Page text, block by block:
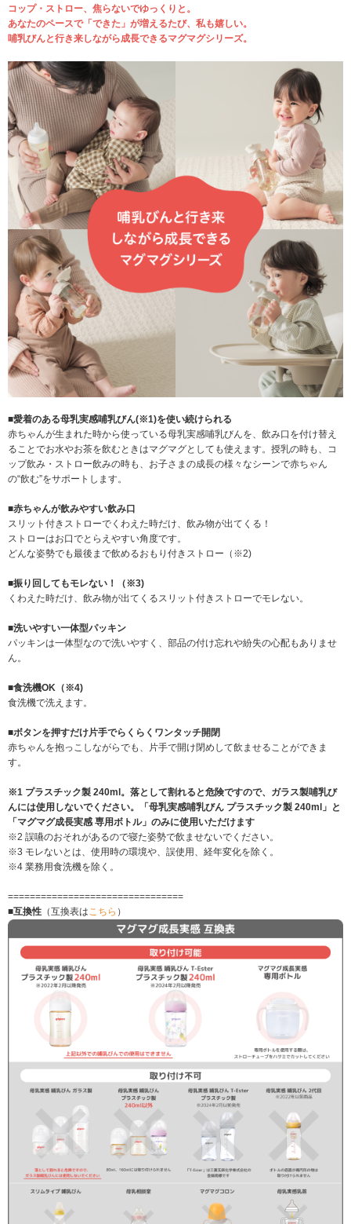
コップ・ストロー、焦らないでゆっくりと。
あなたのペースで「できた」が増えるたび、私も嬉しい。
哺乳びんと行き来しながら成長できるマグマグシリーズ。
■愛着のある母乳実感哺乳びん(※1)を使い続けられる
赤ちゃんが生まれた時から使っている母乳実感哺乳びんを、飲み口を付け替え
ることでお水やお茶を飲むときはマグマグとしても使えます。授乳の時も、コ
ップ飲み・ストロー飲みの時も、お子さまの成長の様々なシーンで赤ちゃん
の“飲む”をサポートします。
■赤ちゃんが飲みやすい飲み口
スリット付きストローでくわえた時だけ、飲み物が出てくる！
ストローはお口でとらえやすい角度です。
どんな姿勢でも最後まで飲めるおもり付きストロー（※2)
■振り回してもモレない！（※3)
くわえた時だけ、飲み物が出てくるスリット付きストローでモレない。
■洗いやすい一体型パッキン
パッキンは一体型なので洗いやすく、部品の付け忘れや紛失の心配もありませ
ん。
■食洗機OK（※4)
食洗機で洗えます。
■ボタンを押すだけ片手でらくらくワンタッチ開閉
赤ちゃんを抱っこしながらでも、片手で開け閉めして飲ませることができま
す。
※1 プラスチック製 240ml。落として割れると危険ですので、ガラス製哺乳び
んには使用しないでください。「母乳実感哺乳びん プラスチック製 240ml」と
「マグマグ成長実感 専用ボトル」のみに使用いただけます
※2 誤嚥のおそれがあるので寝た姿勢で飲ませないでください。
※3 モレないとは、使用時の環境や、誤使用、経年変化を除く。
※4 業務用食洗機を除く。
================================
■互換性 （互換表はこちら ）